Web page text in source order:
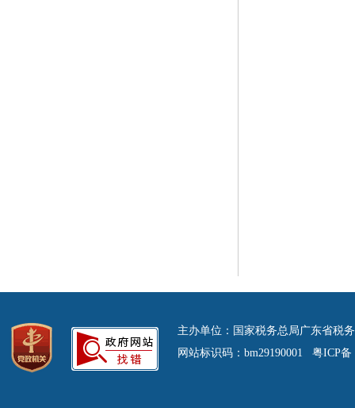
主办单位：国家税务总局广东省税
网站标识码：bm29190001 粤ICP